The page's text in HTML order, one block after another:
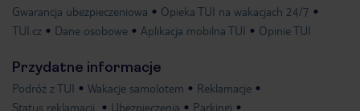
Gwarancja ubezpieczeniowa
Opieka TUI na wakacjach 24/7
TUI.cz
Dane osobowe Aplikacja mobilna TUI Opinie TUI
Przydatne informacje
Podróż z TUI Wakacje samolotem
Reklamacje
Status reklamacji
Ubezpieczenia Parkingi